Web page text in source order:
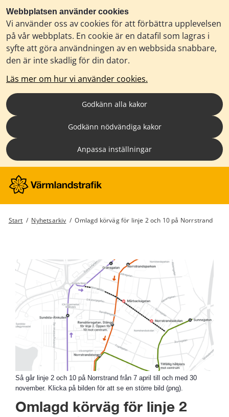
Webbplatsen använder cookies
Vi använder oss av cookies för att förbättra upplevelsen
på vår webbplats. En cookie är en datafil som lagras i
syfte att göra användningen av en webbsida snabbare,
den är inte skadlig för din dator.
Läs mer om hur vi använder cookies.
Godkänn alla kakor
Godkänn nödvändiga kakor
Anpassa inställningar
Start / Nyhetsarkiv / Omlagd körväg för linje 2 och 10 på Norrstrand
Så går linje 2 och 10 på Norrstrand från 7 april till och med 30
november. Klicka på bilden för att se en större bild (png).
Omlagd körväg för linje 2